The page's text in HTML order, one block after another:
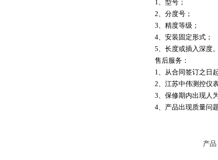
1、型号；
2、分度号；
3、精度等级；
4、安装固定形式；
5、长度或插入深度
售后服务：
1、从合同签订之日
2、江苏中伟测控仪
3、保修期内出现人
4、产品出现质量问
产品